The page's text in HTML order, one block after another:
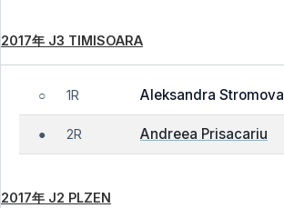
2017年 J3 TIMISOARA
○ 1R Aleksandra Stromova
● 2R Andreea Prisacariu
2017年 J2 PLZEN